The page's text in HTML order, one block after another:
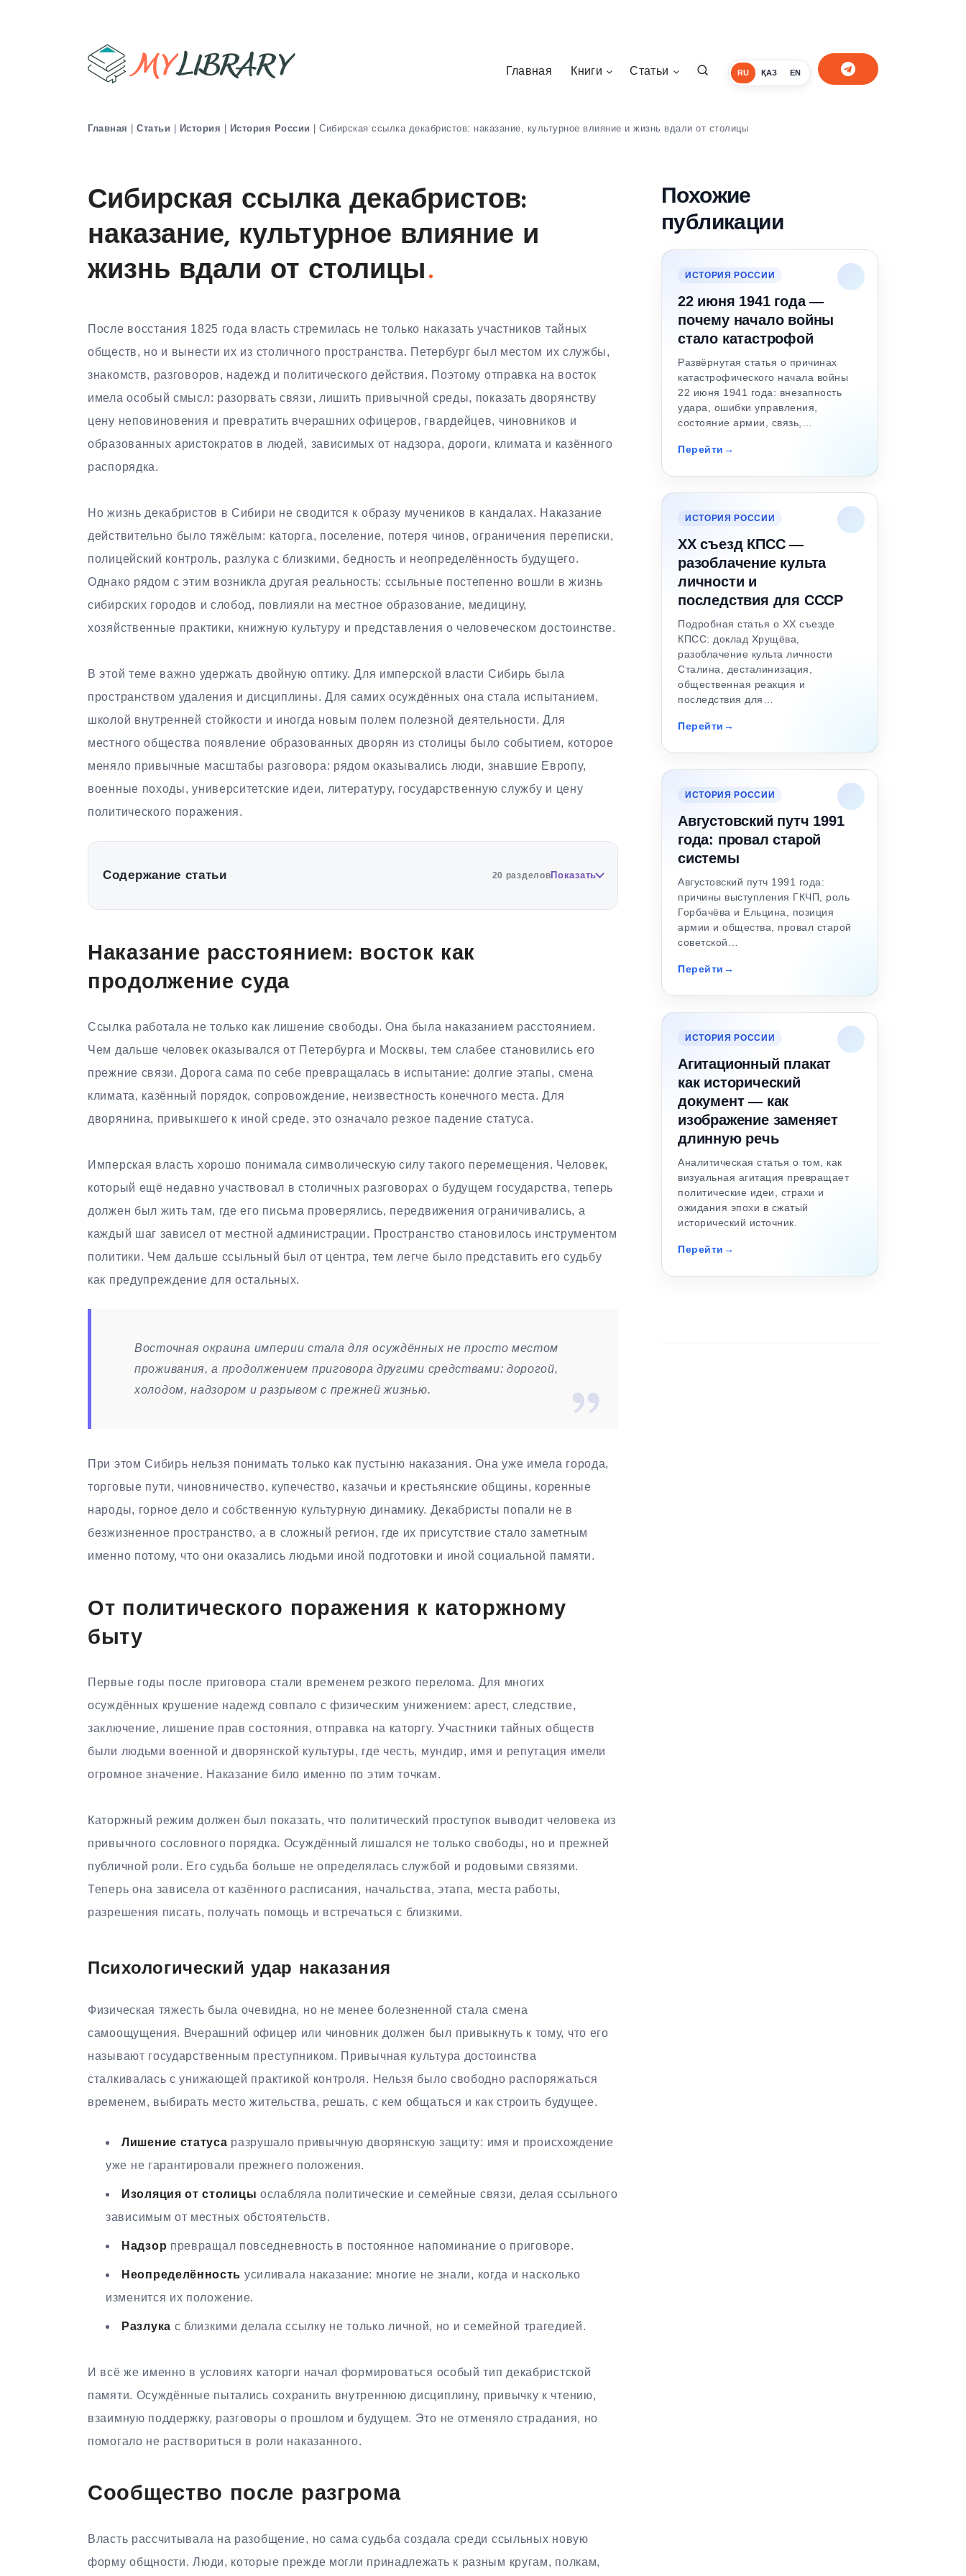
RU ҚАЗ EN
Главная Книги Статьи
Главная | Статьи | История | История России | Сибирская ссылка декабристов: наказание, культурное влияние и жизнь вдали от столицы
Сибирская ссылка декабристов:
наказание, культурное влияние и
жизнь вдали от столицы
После восстания 1825 года власть стремилась не только наказать участников тайных
обществ, но и вынести их из столичного пространства. Петербург был местом их службы,
знакомств, разговоров, надежд и политического действия. Поэтому отправка на восток
имела особый смысл: разорвать связи, лишить привычной среды, показать дворянству
цену неповиновения и превратить вчерашних офицеров, гвардейцев, чиновников и
образованных аристократов в людей, зависимых от надзора, дороги, климата и казённого
распорядка.
Но жизнь декабристов в Сибири не сводится к образу мучеников в кандалах. Наказание
действительно было тяжёлым: каторга, поселение, потеря чинов, ограничения переписки,
полицейский контроль, разлука с близкими, бедность и неопределённость будущего.
Однако рядом с этим возникла другая реальность: ссыльные постепенно вошли в жизнь
сибирских городов и слобод, повлияли на местное образование, медицину,
хозяйственные практики, книжную культуру и представления о человеческом достоинстве.
В этой теме важно удержать двойную оптику. Для имперской власти Сибирь была
пространством удаления и дисциплины. Для самих осуждённых она стала испытанием,
школой внутренней стойкости и иногда новым полем полезной деятельности. Для
местного общества появление образованных дворян из столицы было событием, которое
меняло привычные масштабы разговора: рядом оказывались люди, знавшие Европу,
военные походы, университетские идеи, литературу, государственную службу и цену
политического поражения.
Содержание статьи 20 разделовПоказать
Наказание расстоянием: восток как
продолжение суда
Ссылка работала не только как лишение свободы. Она была наказанием расстоянием.
Чем дальше человек оказывался от Петербурга и Москвы, тем слабее становились его
прежние связи. Дорога сама по себе превращалась в испытание: долгие этапы, смена
климата, казённый порядок, сопровождение, неизвестность конечного места. Для
дворянина, привыкшего к иной среде, это означало резкое падение статуса.
Имперская власть хорошо понимала символическую силу такого перемещения. Человек,
который ещё недавно участвовал в столичных разговорах о будущем государства, теперь
должен был жить там, где его письма проверялись, передвижения ограничивались, а
каждый шаг зависел от местной администрации. Пространство становилось инструментом
политики. Чем дальше ссыльный был от центра, тем легче было представить его судьбу
как предупреждение для остальных.
Восточная окраина империи стала для осуждённых не просто местом
проживания, а продолжением приговора другими средствами: дорогой,
холодом, надзором и разрывом с прежней жизнью.
При этом Сибирь нельзя понимать только как пустыню наказания. Она уже имела города,
торговые пути, чиновничество, купечество, казачьи и крестьянские общины, коренные
народы, горное дело и собственную культурную динамику. Декабристы попали не в
безжизненное пространство, а в сложный регион, где их присутствие стало заметным
именно потому, что они оказались людьми иной подготовки и иной социальной памяти.
От политического поражения к каторжному
быту
Первые годы после приговора стали временем резкого перелома. Для многих
осуждённых крушение надежд совпало с физическим унижением: арест, следствие,
заключение, лишение прав состояния, отправка на каторгу. Участники тайных обществ
были людьми военной и дворянской культуры, где честь, мундир, имя и репутация имели
огромное значение. Наказание било именно по этим точкам.
Каторжный режим должен был показать, что политический проступок выводит человека из
привычного сословного порядка. Осуждённый лишался не только свободы, но и прежней
публичной роли. Его судьба больше не определялась службой и родовыми связями.
Теперь она зависела от казённого расписания, начальства, этапа, места работы,
разрешения писать, получать помощь и встречаться с близкими.
Психологический удар наказания
Физическая тяжесть была очевидна, но не менее болезненной стала смена
самоощущения. Вчерашний офицер или чиновник должен был привыкнуть к тому, что его
называют государственным преступником. Привычная культура достоинства
сталкивалась с унижающей практикой контроля. Нельзя было свободно распоряжаться
временем, выбирать место жительства, решать, с кем общаться и как строить будущее.
Лишение статуса разрушало привычную дворянскую защиту: имя и происхождение
уже не гарантировали прежнего положения.
Изоляция от столицы ослабляла политические и семейные связи, делая ссыльного
зависимым от местных обстоятельств.
Надзор превращал повседневность в постоянное напоминание о приговоре.
Неопределённость усиливала наказание: многие не знали, когда и насколько
изменится их положение.
Разлука с близкими делала ссылку не только личной, но и семейной трагедией.
И всё же именно в условиях каторги начал формироваться особый тип декабристской
памяти. Осуждённые пытались сохранить внутреннюю дисциплину, привычку к чтению,
взаимную поддержку, разговоры о прошлом и будущем. Это не отменяло страдания, но
помогало не раствориться в роли наказанного.
Сообщество после разгрома
Власть рассчитывала на разобщение, но сама судьба создала среди ссыльных новую
форму общности. Люди, которые прежде могли принадлежать к разным кругам, полкам,
Похожие
публикации
ИСТОРИЯ РОССИИ
22 июня 1941 года —
почему начало войны
стало катастрофой
Развёрнутая статья о причинах
катастрофического начала войны
22 июня 1941 года: внезапность
удара, ошибки управления,
состояние армии, связь,…
Перейти
ИСТОРИЯ РОССИИ
XX съезд КПСС —
разоблачение культа
личности и
последствия для СССР
Подробная статья о XX съезде
КПСС: доклад Хрущёва,
разоблачение культа личности
Сталина, десталинизация,
общественная реакция и
последствия для…
Перейти
ИСТОРИЯ РОССИИ
Августовский путч 1991
года: провал старой
системы
Августовский путч 1991 года:
причины выступления ГКЧП, роль
Горбачёва и Ельцина, позиция
армии и общества, провал старой
советской…
Перейти
ИСТОРИЯ РОССИИ
Агитационный плакат
как исторический
документ — как
изображение заменяет
длинную речь
Аналитическая статья о том, как
визуальная агитация превращает
политические идеи, страхи и
ожидания эпохи в сжатый
исторический источник.
Перейти